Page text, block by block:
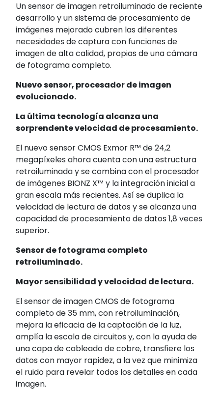
Un sensor de imagen retroiluminado de reciente
desarrollo y un sistema de procesamiento de
imágenes mejorado cubren las diferentes
necesidades de captura con funciones de
imagen de alta calidad, propias de una cámara
de fotograma completo.
Nuevo sensor, procesador de imagen
evolucionado.
La última tecnología alcanza una
sorprendente velocidad de procesamiento.
El nuevo sensor CMOS Exmor R™ de 24,2
megapíxeles ahora cuenta con una estructura
retroiluminada y se combina con el procesador
de imágenes BIONZ X™ y la integración inicial a
gran escala más recientes. Así se duplica la
velocidad de lectura de datos y se alcanza una
capacidad de procesamiento de datos 1,8 veces
superior.
Sensor de fotograma completo
retroiluminado.
Mayor sensibilidad y velocidad de lectura.
El sensor de imagen CMOS de fotograma
completo de 35 mm, con retroiluminación,
mejora la eficacia de la captación de la luz,
amplía la escala de circuitos y, con la ayuda de
una capa de cableado de cobre, transfiere los
datos con mayor rapidez, a la vez que minimiza
el ruido para revelar todos los detalles en cada
imagen.